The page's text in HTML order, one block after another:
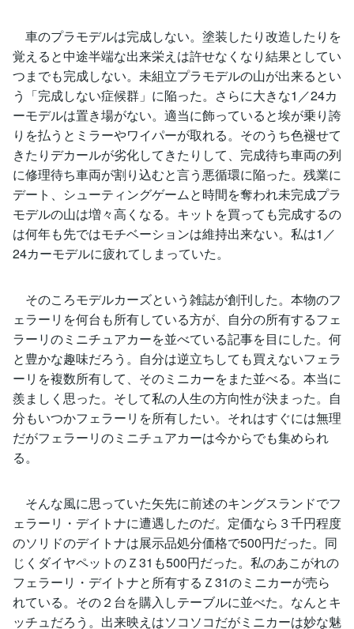
車のプラモデルは完成しない。塗装したり改造したりを
覚えると中途半端な出来栄えは許せなくなり結果としてい
つまでも完成しない。未組立プラモデルの山が出来るとい
う「完成しない症候群」に陥った。さらに大きな1／24カ
ーモデルは置き場がない。適当に飾っていると埃が乗り誇
りを払うとミラーやワイパーが取れる。そのうち色褪せて
きたりデカールが劣化してきたりして、完成待ち車両の列
に修理待ち車両が割り込むと言う悪循環に陥った。残業に
デート、シューティングゲームと時間を奪われ未完成プラ
モデルの山は増々高くなる。キットを買っても完成するの
は何年も先ではモチベーションは維持出来ない。私は1／
24カーモデルに疲れてしまっていた。
そのころモデルカーズという雑誌が創刊した。本物のフ
ェラーリを何台も所有している方が、自分の所有するフェ
ラーリのミニチュアカーを並べている記事を目にした。何
と豊かな趣味だろう。自分は逆立ちしても買えないフェラ
ーリを複数所有して、そのミニカーをまた並べる。本当に
羨ましく思った。そして私の人生の方向性が決まった。自
分もいつかフェラーリを所有したい。それはすぐには無理
だがフェラーリのミニチュアカーは今からでも集められ
る。
そんな風に思っていた矢先に前述のキングスランドでフ
ェラーリ・デイトナに遭遇したのだ。定価なら３千円程度
のソリドのデイトナは展示品処分価格で500円だった。同
じくダイヤペットのＺ31も500円だった。私のあこがれの
フェラーリ・デイトナと所有するＺ31のミニカーが売ら
れている。その２台を購入しテーブルに並べた。なんとキ
ッチュだろう。出来映えはソコソコだがミニカーは妙な魅